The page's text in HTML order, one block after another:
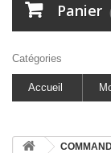
Panier
Catégories
Accueil